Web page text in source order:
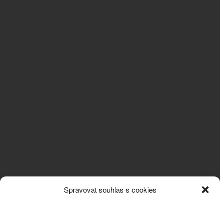
Spravovat souhlas s cookies